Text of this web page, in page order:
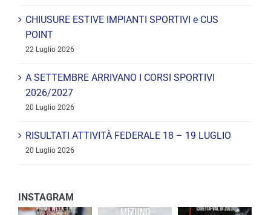
CHIUSURE ESTIVE IMPIANTI SPORTIVI e CUS
POINT
22 Luglio 2026
A SETTEMBRE ARRIVANO I CORSI SPORTIVI
2026/2027
20 Luglio 2026
RISULTATI ATTIVITÀ FEDERALE 18 – 19 LUGLIO
20 Luglio 2026
INSTAGRAM